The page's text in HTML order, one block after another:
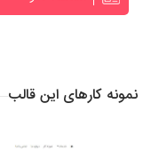
نمونه کارهای این قالب